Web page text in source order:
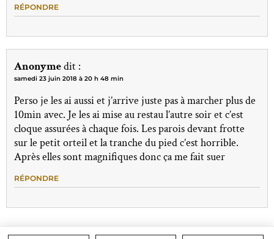
RÉPONDRE
Anonymedit :
samedi 23 juin 2018 à 20 h 48 min
Perso je les ai aussi et j’arrive juste pas à marcher plus de
10min avec. Je les ai mise au restau l’autre soir et c’est
cloque assurées à chaque fois. Les parois devant frotte
sur le petit orteil et la tranche du pied c’est horrible.
Après elles sont magnifiques donc ça me fait suer
RÉPONDRE